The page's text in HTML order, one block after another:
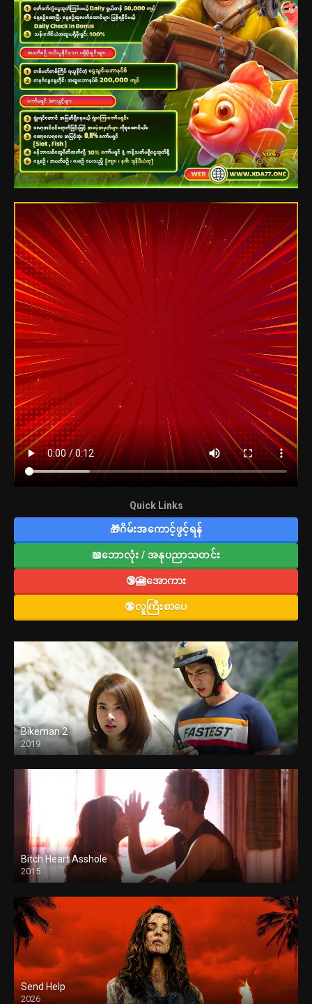
Quick Links
🎁ဂိမ်းအကောင့်ဖွင့်ရန်
📖ဘောလုံး / အနုပညာသတင်း
🔞🎦အောကား
🔞လူကြီးစာပေ
Bikeman 2
2019
Bitch Heart Asshole
2015
Send Help
2026